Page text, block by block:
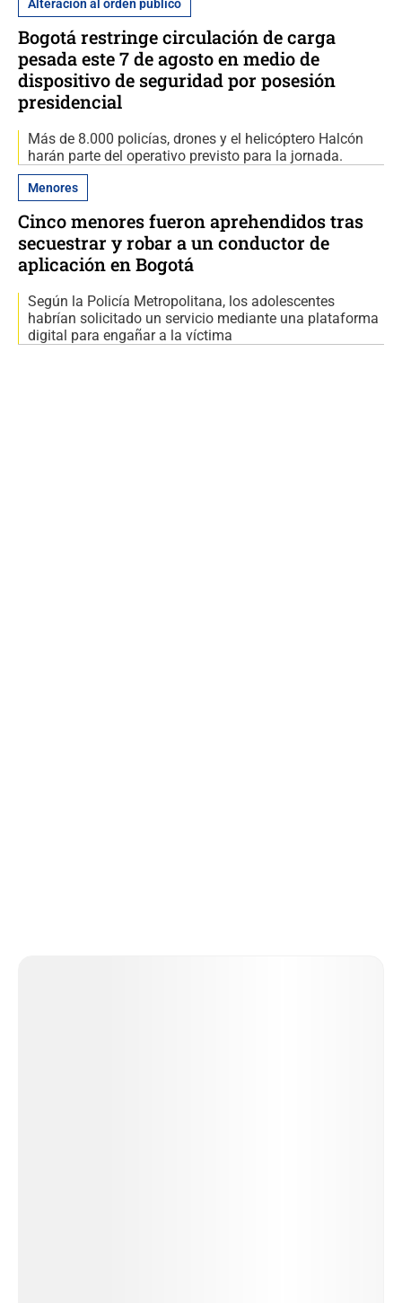
Alteración al orden público
Bogotá restringe circulación de carga
pesada este 7 de agosto en medio de
dispositivo de seguridad por posesión
presidencial
Más de 8.000 policías, drones y el helicóptero Halcón
harán parte del operativo previsto para la jornada.
Menores
Cinco menores fueron aprehendidos tras
secuestrar y robar a un conductor de
aplicación en Bogotá
Según la Policía Metropolitana, los adolescentes
habrían solicitado un servicio mediante una plataforma
digital para engañar a la víctima